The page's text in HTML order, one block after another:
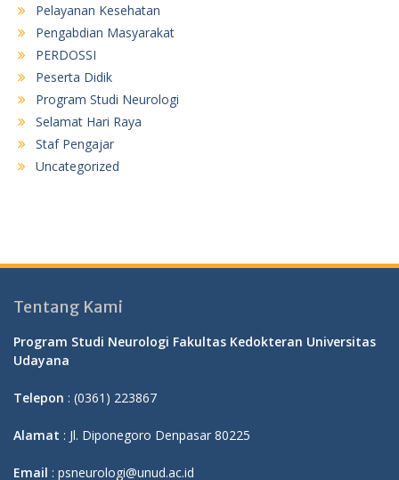
Pelayanan Kesehatan
Pengabdian Masyarakat
PERDOSSI
Peserta Didik
Program Studi Neurologi
Selamat Hari Raya
Staf Pengajar
Uncategorized
Tentang Kami
Program Studi Neurologi Fakultas Kedokteran Universitas
Udayana
Telepon : (0361) 223867
Alamat : Jl. Diponegoro Denpasar 80225
Email : psneurologi@unud.ac.id